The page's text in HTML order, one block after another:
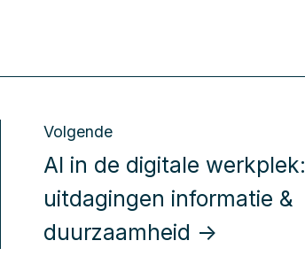
Volgende
AI in de digitale werkplek:
uitdagingen informatie &
duurzaamheid →